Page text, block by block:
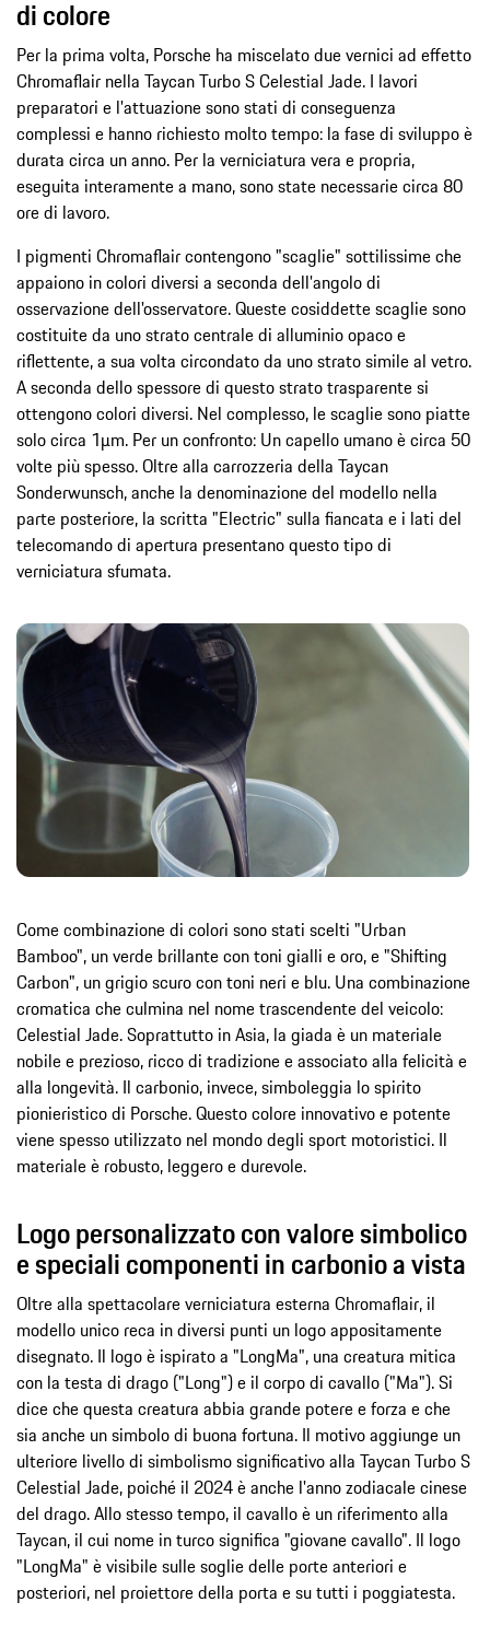
di colore
Per la prima volta, Porsche ha miscelato due vernici ad effetto
Chromaflair nella Taycan Turbo S Celestial Jade. I lavori
preparatori e l'attuazione sono stati di conseguenza
complessi e hanno richiesto molto tempo: la fase di sviluppo è
durata circa un anno. Per la verniciatura vera e propria,
eseguita interamente a mano, sono state necessarie circa 80
ore di lavoro.
I pigmenti Chromaflair contengono "scaglie" sottilissime che
appaiono in colori diversi a seconda dell'angolo di
osservazione dell'osservatore. Queste cosiddette scaglie sono
costituite da uno strato centrale di alluminio opaco e
riflettente, a sua volta circondato da uno strato simile al vetro.
A seconda dello spessore di questo strato trasparente si
ottengono colori diversi. Nel complesso, le scaglie sono piatte
solo circa 1µm. Per un confronto: Un capello umano è circa 50
volte più spesso. Oltre alla carrozzeria della Taycan
Sonderwunsch, anche la denominazione del modello nella
parte posteriore, la scritta "Electric" sulla fiancata e i lati del
telecomando di apertura presentano questo tipo di
verniciatura sfumata.
Come combinazione di colori sono stati scelti "Urban
Bamboo", un verde brillante con toni gialli e oro, e "Shifting
Carbon", un grigio scuro con toni neri e blu. Una combinazione
cromatica che culmina nel nome trascendente del veicolo:
Celestial Jade. Soprattutto in Asia, la giada è un materiale
nobile e prezioso, ricco di tradizione e associato alla felicità e
alla longevità. Il carbonio, invece, simboleggia lo spirito
pionieristico di Porsche. Questo colore innovativo e potente
viene spesso utilizzato nel mondo degli sport motoristici. Il
materiale è robusto, leggero e durevole.
Logo personalizzato con valore simbolico
e speciali componenti in carbonio a vista
Oltre alla spettacolare verniciatura esterna Chromaflair, il
modello unico reca in diversi punti un logo appositamente
disegnato. Il logo è ispirato a "LongMa", una creatura mitica
con la testa di drago ("Long") e il corpo di cavallo ("Ma"). Si
dice che questa creatura abbia grande potere e forza e che
sia anche un simbolo di buona fortuna. Il motivo aggiunge un
ulteriore livello di simbolismo significativo alla Taycan Turbo S
Celestial Jade, poiché il 2024 è anche l'anno zodiacale cinese
del drago. Allo stesso tempo, il cavallo è un riferimento alla
Taycan, il cui nome in turco significa "giovane cavallo". Il logo
"LongMa" è visibile sulle soglie delle porte anteriori e
posteriori, nel proiettore della porta e su tutti i poggiatesta.